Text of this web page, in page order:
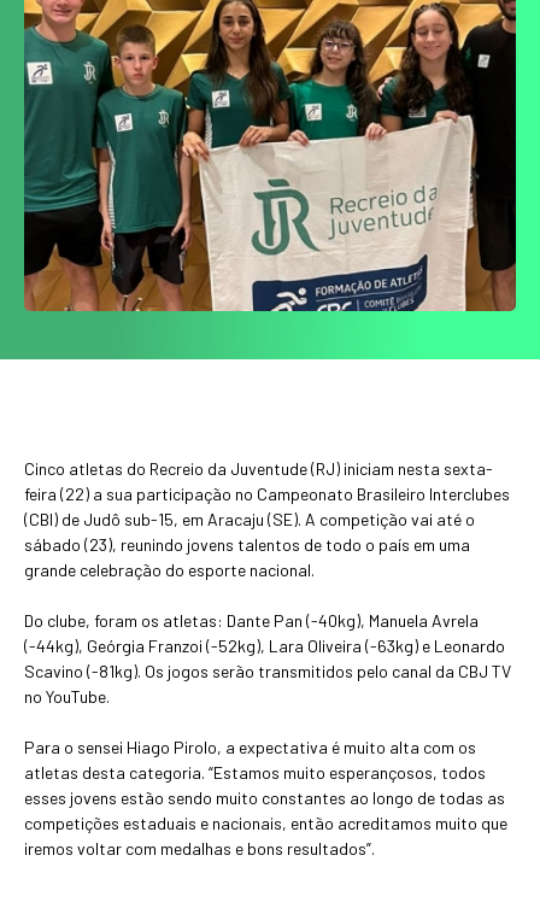
Cinco atletas do Recreio da Juventude (RJ) iniciam nesta sexta-
feira (22) a sua participação no Campeonato Brasileiro Interclubes
(CBI) de Judô sub-15, em Aracaju (SE). A competição vai até o
sábado (23), reunindo jovens talentos de todo o país em uma
grande celebração do esporte nacional.
Do clube, foram os atletas: Dante Pan (-40kg), Manuela Avrela
(-44kg), Geórgia Franzoi (-52kg), Lara Oliveira (-63kg) e Leonardo
Scavino (-81kg). Os jogos serão transmitidos pelo canal da CBJ TV
no YouTube.
Para o sensei Hiago Pirolo, a expectativa é muito alta com os
atletas desta categoria. “Estamos muito esperançosos, todos
esses jovens estão sendo muito constantes ao longo de todas as
competições estaduais e nacionais, então acreditamos muito que
iremos voltar com medalhas e bons resultados”.